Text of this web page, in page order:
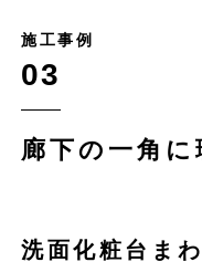
洗面化粧台ま
施工事例
03
廊下の一角に